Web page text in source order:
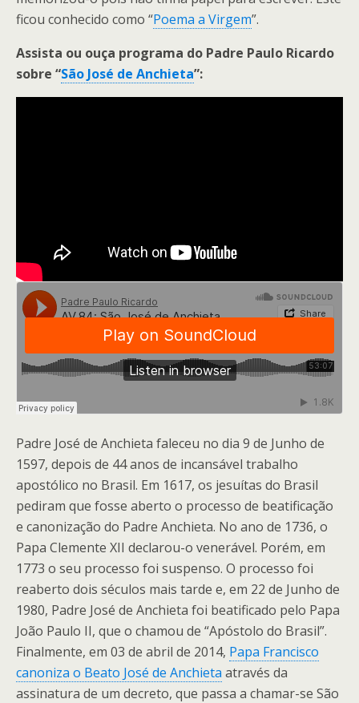
ficou conhecido como “Poema a Virgem”.
Assista ou ouça programa do Padre Paulo Ricardo
sobre “São José de Anchieta”:
Padre José de Anchieta faleceu no dia 9 de Junho de
1597, depois de 44 anos de incansável trabalho
apostólico no Brasil. Em 1617, os jesuítas do Brasil
pediram que fosse aberto o processo de beatificação
e canonização do Padre Anchieta. No ano de 1736, o
Papa Clemente XII declarou-o venerável. Porém, em
1773 o seu processo foi suspenso. O processo foi
reaberto dois séculos mais tarde e, em 22 de Junho de
1980, Padre José de Anchieta foi beatificado pelo Papa
João Paulo II, que o chamou de “Apóstolo do Brasil”.
Finalmente, em 03 de abril de 2014, Papa Francisco
canoniza o Beato José de Anchieta através da
assinatura de um decreto, que passa a chamar-se São